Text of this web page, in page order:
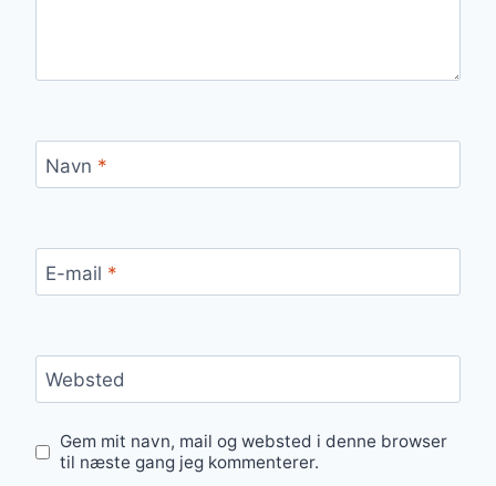
Navn *
E-mail *
Websted
Gem mit navn, mail og websted i denne browser
til næste gang jeg kommenterer.